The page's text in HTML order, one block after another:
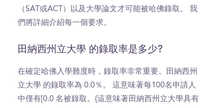
（SAT或ACT）以及大學論文才可能被哈佛錄取。 我
們將詳細介紹每一個要求。
田納西州立大學 的錄取率是多少?
在確定哈佛入學難度時，錄取率非常重要。田納西州
立大學 的錄取率為 0.0％。 這意味著每100名申請人
中僅有[0.0 名被錄取。{這意味著田納西州立大學具有